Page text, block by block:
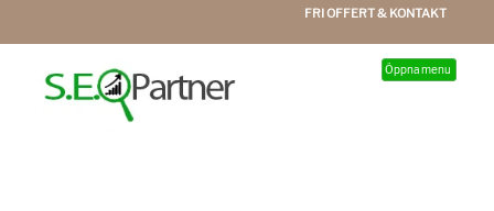
FRI OFFERT & KONTAKT
Öppna menu